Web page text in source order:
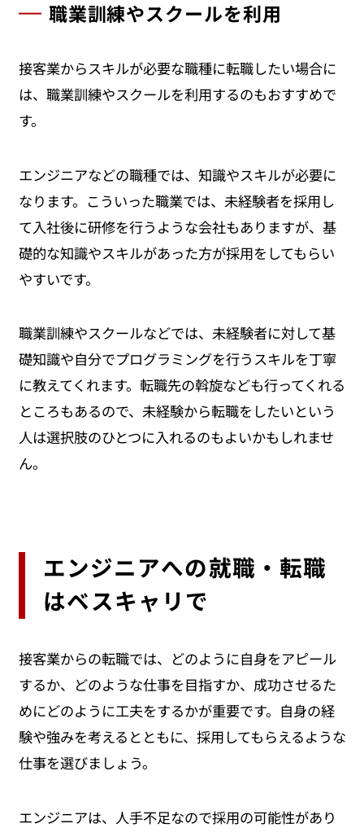
職業訓練やスクールを利用
接客業からスキルが必要な職種に転職したい場合に
は、職業訓練やスクールを利用するのもおすすめで
す。
エンジニアなどの職種では、知識やスキルが必要に
なります。こういった職業では、未経験者を採用し
て入社後に研修を行うような会社もありますが、基
礎的な知識やスキルがあった方が採用をしてもらい
やすいです。
職業訓練やスクールなどでは、未経験者に対して基
礎知識や自分でプログラミングを行うスキルを丁寧
に教えてくれます。転職先の斡旋なども行ってくれる
ところもあるので、未経験から転職をしたいという
人は選択肢のひとつに入れるのもよいかもしれませ
ん。
エンジニアへの就職・転職
はベスキャリで
接客業からの転職では、どのように自身をアピール
するか、どのような仕事を目指すか、成功させるた
めにどのように工夫をするかが重要です。自身の経
験や強みを考えるとともに、採用してもらえるような
仕事を選びましょう。
エンジニアは、人手不足なので採用の可能性があり